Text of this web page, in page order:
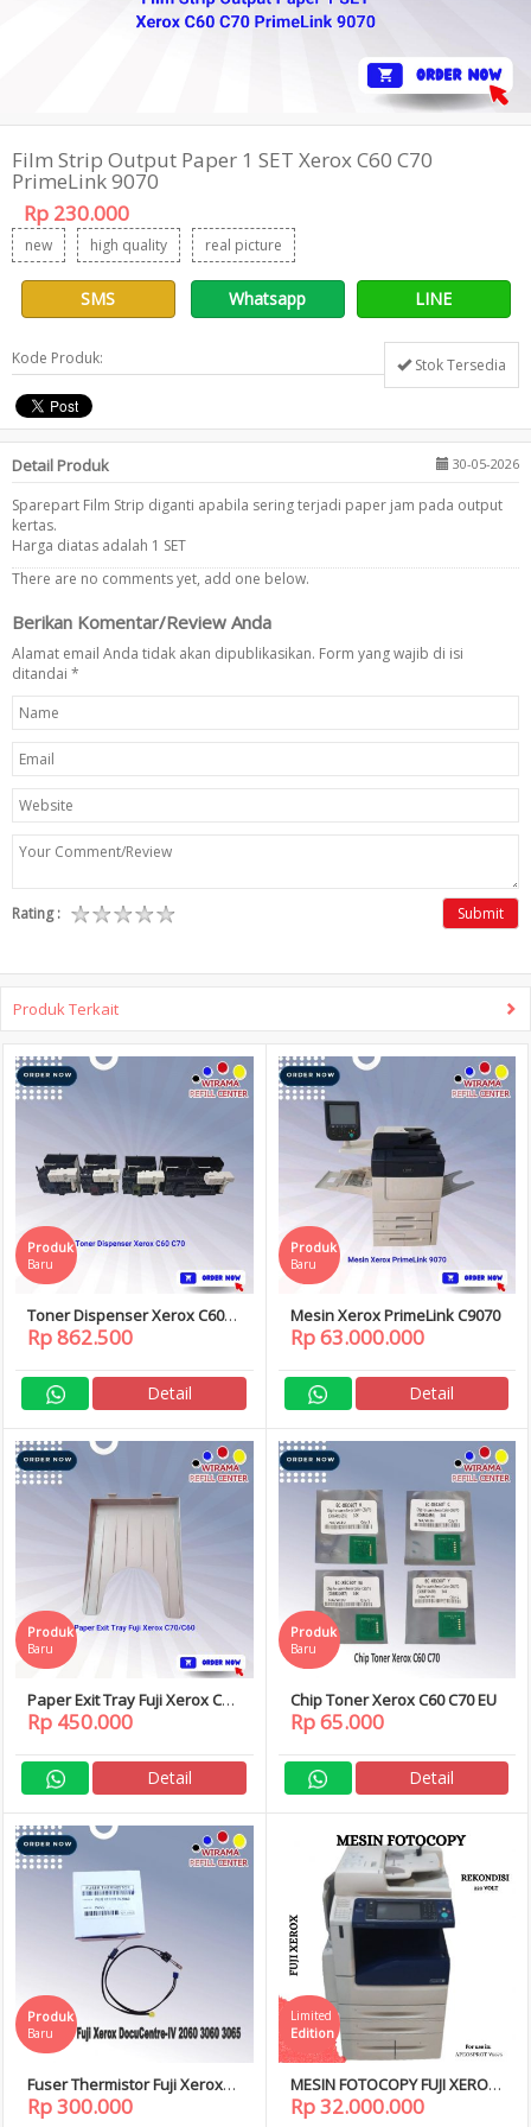
Film Strip Output Paper 1 SET Xerox C60 C70
PrimeLink 9070
Rp 230.000
new high quality real picture
SMS Whatsapp LINE
Kode Produk: Stok Tersedia
Detail Produk 30-05-2026
Sparepart Film Strip diganti apabila sering terjadi paper jam pada output
kertas.
Harga diatas adalah 1 SET
There are no comments yet, add one below.
Berikan Komentar/Review Anda
Alamat email Anda tidak akan dipublikasikan. Form yang wajib di isi
ditandai *
Rating : Submit
Produk Terkait
Toner Dispenser Xerox C60
C70
Produk
Baru
Rp 862.500
Detail
Mesin Xerox PrimeLink C9070
Produk
Baru
Rp 63.000.000
Detail
Paper Exit Tray Fuji Xerox C70
C60
Produk
Baru
Rp 450.000
Detail
Chip Toner Xerox C60 C70 EU
Produk
Baru
Rp 65.000
Detail
Fuser Thermistor Fuji Xerox
DocuCentre-IV 2060 3060 3065
Produk
Baru
Rp 300.000
MESIN FOTOCOPY FUJI XEROX
APEOSPORT V-5575 V 5575
Limited
Edition
Rp 32.000.000